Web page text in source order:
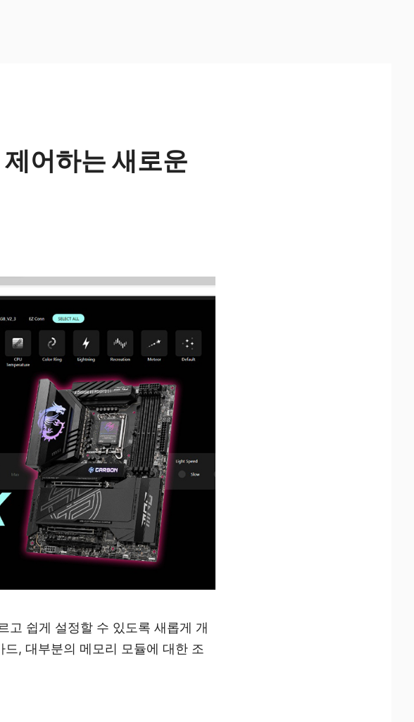
어하는 새로운
고 쉽게 설정할 수 있도록 새롭게 개
, 대부분의 메모리 모듈에 대한 조